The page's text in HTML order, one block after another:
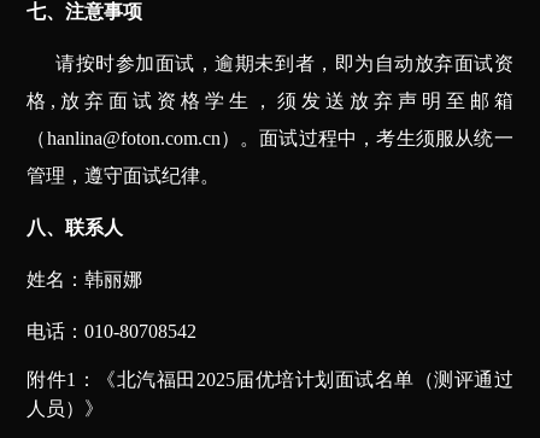
七、注意事项
请按时参加面试，逾期未到者，即为自动放弃面试资
格,放弃面试资格学生，须发送放弃声明至邮箱
（hanlina@foton.com.cn）。面试过程中，考生须服从统一
管理，遵守面试纪律。
八、联系人
姓名：韩丽娜
电话：010-80708542
附件1：《北汽福田2025届优培计划面试名单（测评通过
人员）》